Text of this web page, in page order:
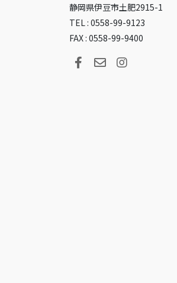
静岡県伊豆市土肥2915-1
TEL : 0558-99-9123
FAX : 0558-99-9400